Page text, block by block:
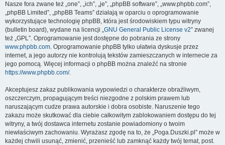
Nasze fora zwane też „one”, „ich”, „je”, „phpBB software”, „www.phpbb.com”,
„phpBB Limited”, „phpBB Teams” działają w oparciu o oprogramowanie
wykorzystujące technologię phpBB, która jest środowiskiem typu witryny
(bulletin board), wydane na licencji „GNU General Public License v2” zwanej
też „GPL”. Oprogramowanie jest dostępne do pobrania ze strony
www.phpbb.com. Oprogramowanie phpBB tylko ułatwia dyskusje przez
internet, a jego autorzy nie kontrolują tekstów zamieszczanych w internecie za
jego pomocą. Więcej informacji o phpBB można znaleźć na stronie
https://www.phpbb.com/.
Akceptujesz zakaz publikowania wypowiedzi o charakterze obraźliwym,
oszczerczym, propagującym treści niezgodne z polskim prawem lub
naruszającym cudze prawa autorskie i dobra osobiste. Naruszenie tego
zakazu może skutkować dla ciebie całkowitym zablokowaniem dostępu do tej
witryny, a twój dostawca internetu zostanie powiadomiony o twoim
niewłaściwym zachowaniu. Wyrażasz zgodę na to, że „Poga.Duszki.pl” może w
każdej chwili usunąć, zmienić, przenieść lub zamknąć każdy twój temat, post.